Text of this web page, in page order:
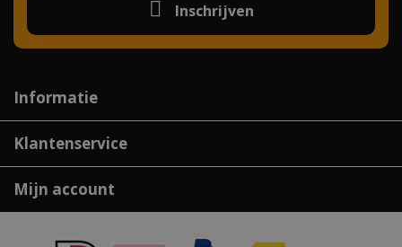
Inschrijven
Informatie
Klantenservice
Mijn account